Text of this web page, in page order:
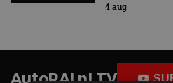
4 aug
AutoRAI.nl TV